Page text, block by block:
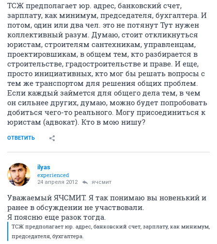
ТСЖ предполагает юр. адрес, банковский счет,
зарплату, как минимум, председателя, бухгалтера. И
потом, один или два чел. это не потянут Тут нужен
коллективный разум. Думаю, стоит откликнуться
юристам, строителям сантехникам, управленцам,
проектировшикам, в общем тем, кто разбирается в
строительстве, градостроительстве и праве. И еще,
просто инициативных, кто мог бы решать вопросы с
тем же транспортом для решения общих проблем.
Если каждый займется для общего дела тем, в чем
он сильнее других, думаю, можно будет попробовать
добиться чего-то реального. Могу присоединиться к
юристам (адвокат). Кто в мою нишу?
ОТВЕТИТЬ
ilyas
experienced
24 апреля 2012 ячсмит
Уважаемый ЯЧСМИТ. Я так понимаю вы новенький и
ранее в обсуждении не участвовали.
Я поясню еще разок тогда.
ТСЖ предполагает юр. адрес, банковский счет, зарплату, как минимум,
председателя, бухгалтера.